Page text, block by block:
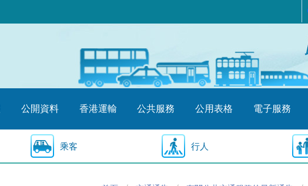
公開資料 香港運輸 公共服務 公用表格 電子服務
乘客 行人